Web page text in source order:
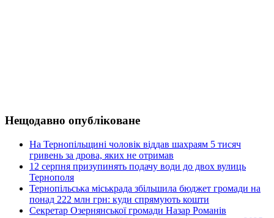
Нещодавно опубліковане
На Тернопільщині чоловік віддав шахраям 5 тисяч
гривень за дрова, яких не отримав
12 серпня призупинять подачу води до двох вулиць
Тернополя
Тернопільська міськрада збільшила бюджет громади на
понад 222 млн грн: куди спрямують кошти
Секретар Озернянської громади Назар Романів